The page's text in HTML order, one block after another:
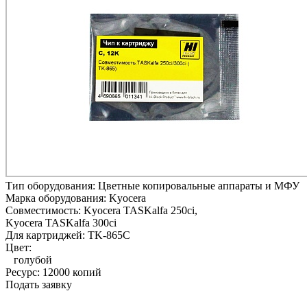
Тип оборудования: Цветные копировальные аппараты и МФУ
Марка оборудования: Kyocera
Совместимость: Kyocera TASKalfa 250ci,
Kyocera TASKalfa 300ci
Для картриджей: TK-865C
Цвет:
голубой
Ресурс: 12000 копий
Подать заявку